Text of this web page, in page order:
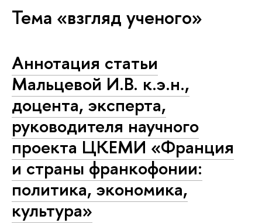
Тема «взгляд ученого»
Аннотация статьи
Мальцевой И.В. к.э.н.,
доцента, эксперта,
руководителя научного
проекта ЦКЕМИ «Франция
и страны франкофонии:
политика, экономика,
культура»